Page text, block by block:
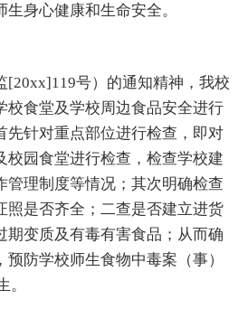
身心健康和生命安全。
号）的通知精神，我校
校食堂及学校周边食品安全进行
先针对重点部位进行检查，即对
校园食堂进行检查，检查学校建
管理制度等情况；其次明确检查
照是否齐全；二查是否建立进货
期变质及有毒有害食品；从而确
防学校师生食物中毒案（事）
。